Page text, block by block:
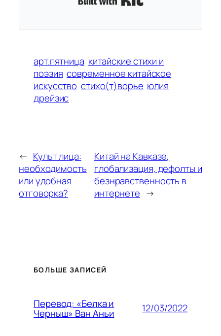
арт.пятница китайские стихи и
поэзия современное китайское
искусство стихо(т)ворье юлия
дрейзис
← Культ лица:
необходимость
или удобная
отговорка?
Китай на Кавказе,
глобализация, дефолты и
безнравственность в
интернете →
БОЛЬШЕ ЗАПИСЕЙ
Перевод: «Белка и
Черныш» Ван Аньи 12/03/2022